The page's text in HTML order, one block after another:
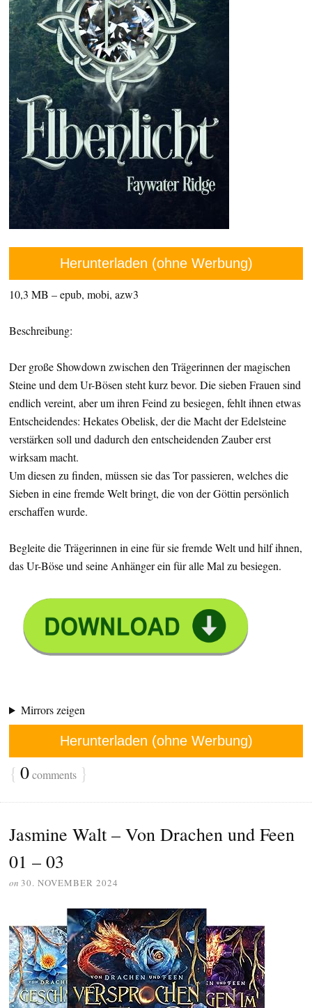
Herunterladen (ohne Werbung)
10,3 MB – epub, mobi, azw3
Beschreibung:
Der große Showdown zwischen den Trägerinnen der magischen
Steine und dem Ur-Bösen steht kurz bevor. Die sieben Frauen sind
endlich vereint, aber um ihren Feind zu besiegen, fehlt ihnen etwas
Entscheidendes: Hekates Obelisk, der die Macht der Edelsteine
verstärken soll und dadurch den entscheidenden Zauber erst
wirksam macht.
Um diesen zu finden, müssen sie das Tor passieren, welches die
Sieben in eine fremde Welt bringt, die von der Göttin persönlich
erschaffen wurde.
Begleite die Trägerinnen in eine für sie fremde Welt und hilf ihnen,
das Ur-Böse und seine Anhänger ein für alle Mal zu besiegen.
Mirrors zeigen
Herunterladen (ohne Werbung)
{ 0comments }
Jasmine Walt – Von Drachen und Feen
01 – 03
on 30. NOVEMBER 2024